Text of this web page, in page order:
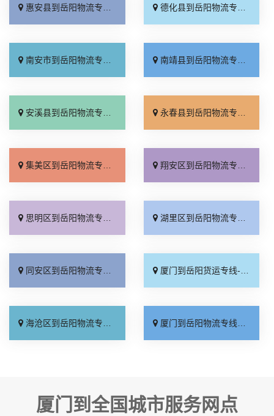
惠安县到岳阳物流专线_直达特快专线「运价行情」 德化县到岳阳物流专线_全程直达「急你所需」
南安市到岳阳物流专线_市县派送「专线直达」 南靖县到岳阳物流专线_市县派送「收费标准」
安溪县到岳阳物流专线_来电咨询「托运省心」 永春县到岳阳物流专线_资质齐全「费用多少」
集美区到岳阳物流专线_运费多少「按时送达」 翔安区到岳阳物流专线_价格透明「直通专线」
思明区到岳阳物流专线_诚信经营「价格透明」 湖里区到岳阳物流专线_随叫随到「服务周到」
同安区到岳阳物流专线_直达到站「直发全境」 厦门到岳阳货运专线-厦门到岳阳物流公司_全程无虑「送货上门」
海沧区到岳阳物流专线_省事省心「上门取件」 厦门到岳阳物流专线_专业调车「天天发车」
厦门到全国城市服务网点